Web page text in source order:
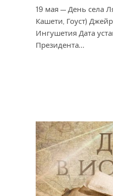
19 мая — День села
Кашети, Гоуст)
Ингушетия Дата
Президента…